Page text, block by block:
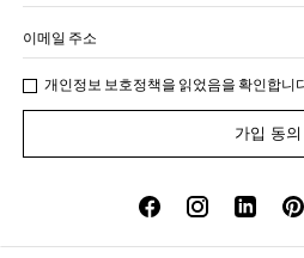
이메일 주소
개인정보 보호정책을 읽었음을 확인합니
가입 동의